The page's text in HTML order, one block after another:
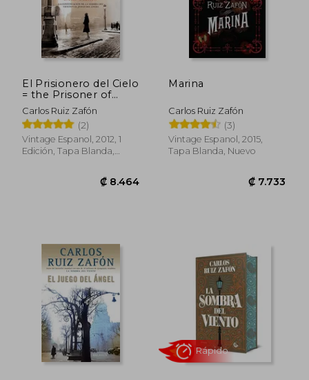
El Prisionero del Cielo
= the Prisoner of
Heaven
Carlos Ruiz Zafón
(2)
Vintage Espanol, 2012, 1
Edición, Tapa Blanda,
₡ 8.464
Marina
Carlos Ruiz Zafón
(3)
Vintage Espanol, 2015,
Tapa Blanda, Nuevo